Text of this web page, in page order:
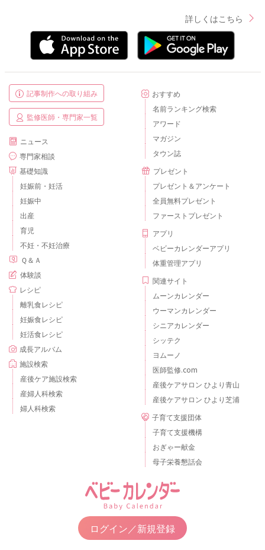
詳しくはこちら
記事制作への取り組み
監修医師・専門家一覧
ニュース
専門家相談
基礎知識
妊娠前・妊活
妊娠中
出産
育児
不妊・不妊治療
Ｑ＆Ａ
体験談
レシピ
離乳食レシピ
妊娠食レシピ
妊活食レシピ
成長アルバム
施設検索
産後ケア施設検索
産婦人科検索
婦人科検索
おすすめ
名前ランキング検索
アワード
マガジン
タウン誌
プレゼント
プレゼント＆アンケート
全員無料プレゼント
ファーストプレゼント
アプリ
ベビーカレンダーアプリ
体重管理アプリ
関連サイト
ムーンカレンダー
ウーマンカレンダー
シニアカレンダー
シッテク
ヨムーノ
医師監修.com
産後ケアサロン ひより青山
産後ケアサロン ひより芝浦
子育て支援団体
子育て支援機構
おぎゃー献金
母子栄養懇話会
ログイン／新規登録